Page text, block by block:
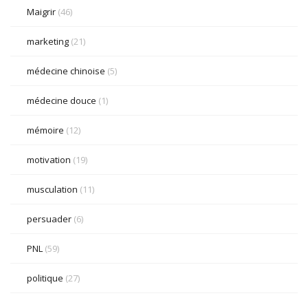
Maigrir (46)
marketing (21)
médecine chinoise (5)
médecine douce (1)
mémoire (12)
motivation (19)
musculation (11)
persuader (6)
PNL (59)
politique (27)